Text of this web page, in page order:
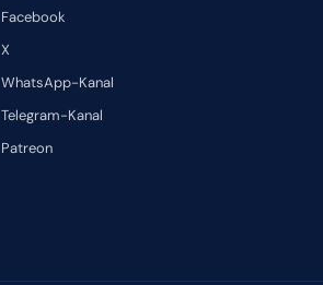
Facebook
X
WhatsApp-Kanal
Telegram-Kanal
Patreon